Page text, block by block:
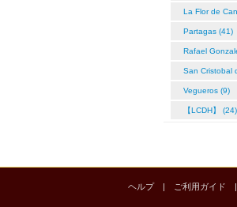
La Flor de
Partagas (41)
Rafael
San Cristobal
Vegueros (9)
【LCDH】 (24)
ヘルプ| ご利用ガイド